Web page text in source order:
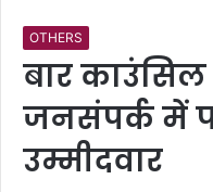
OTHERS
बार
जनसंपर्क में
उम्मीदवार